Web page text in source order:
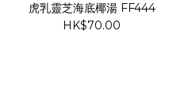
虎乳靈芝海底椰湯 FF444
HK$70.00